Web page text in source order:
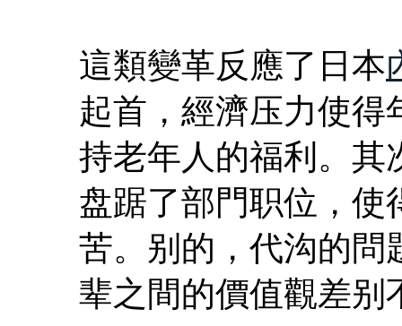
這類變革反應了日本
起首，經濟压力使得
持老年人的福利。其
盘踞了部門职位，使
苦。别的，代沟的問
辈之間的價值觀差别